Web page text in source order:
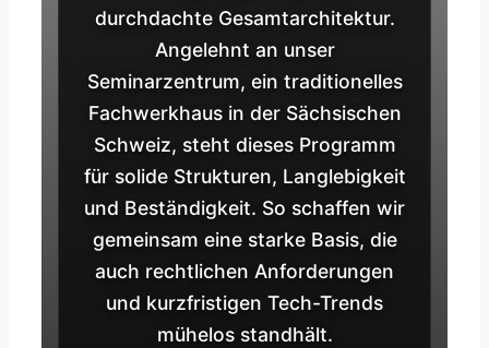
durchdachte Gesamtarchitektur.
Angelehnt an unser
Seminarzentrum, ein traditionelles
Fachwerkhaus in der Sächsischen
Schweiz, steht dieses Programm
für solide Strukturen, Langlebigkeit
und Beständigkeit. So schaffen wir
gemeinsam eine starke Basis, die
auch rechtlichen Anforderungen
und kurzfristigen Tech-Trends
mühelos standhält.